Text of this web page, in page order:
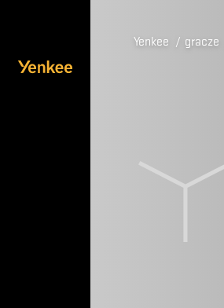
Yenkee / gracze